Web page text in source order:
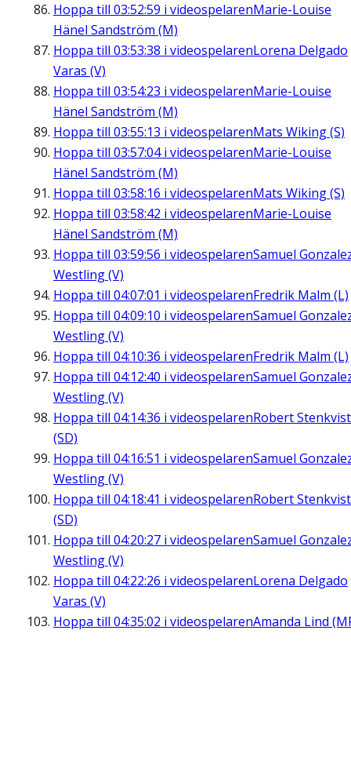
Hoppa till 03:52:59 i videospelarenMarie-Louise
Hänel Sandström (M)
Hoppa till 03:53:38 i videospelarenLorena Delgado
Varas (V)
Hoppa till 03:54:23 i videospelarenMarie-Louise
Hänel Sandström (M)
Hoppa till 03:55:13 i videospelarenMats Wiking (S)
Hoppa till 03:57:04i videospelarenMarie-Louise
Hänel Sandström (M)
Hoppa till 03:58:16 i videospelarenMats Wiking (S)
Hoppa till 03:58:42 i videospelarenMarie-Louise
Hänel Sandström (M)
Hoppa till 03:59:56 i videospelarenSamuel
Westling (V)
Hoppa till 04:07:01 i videospelarenFredrik Malm (L)
Hoppa till 04:09:10 i videospelarenSamuel
Westling (V)
Hoppa till 04:10:36 i videospelarenFredrik Malm (L)
Hoppa till 04:12:40 i videospelarenSamuel
Westling (V)
Hoppa till 04:14:36 i videospelarenRobert Stenkvist
(SD)
Hoppa till 04:16:51 i videospelarenSamuel
Westling (V)
Hoppa till 04:18:41 i videospelarenRobert Stenkvist
(SD)
Hoppa till 04:20:27 i videospelarenSamuel
Westling (V)
Hoppa till 04:22:26 i videospelarenLorena Delgado
Varas (V)
Hoppa till 04:35:02 i videospelarenAmanda Lind